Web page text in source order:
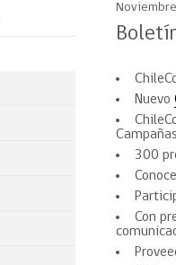
Participación Ciudadana
Reportes Ley de Inclusión
Gratis
Centro
Nuevo
300
Con